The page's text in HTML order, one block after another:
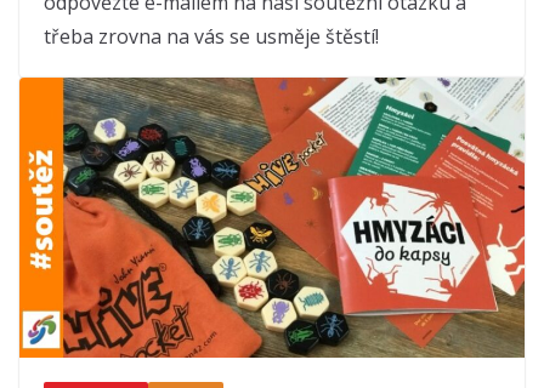
třeba zrovna na vás se usměje štěstí!